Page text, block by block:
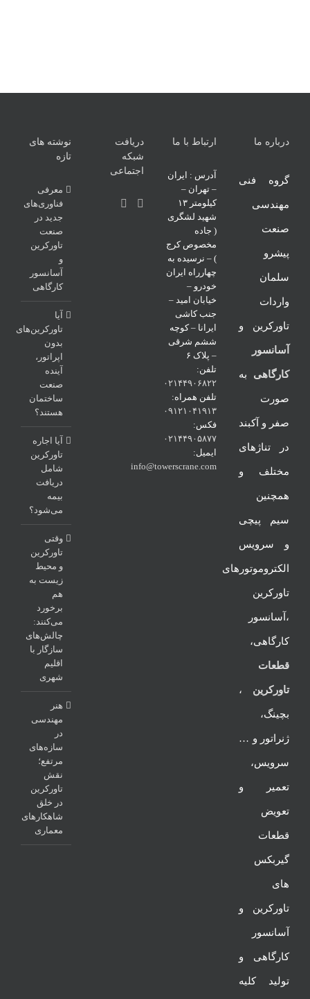
درباره ما
گروه فنی
مهندسی
صنعت
پیشرو
سلمان
واردات
تاورکرین و
آسانسور
کارگاهی به
صورت
صفر و آکبند
در تناژهای
مختلف و
همچنین
سیم پیچی
و سرویس
الکتروموتورهای
تاورکرین
،آسانسور
کارگاهی،
قطعات
تاورکرین ،
بچینگ،
ژنراتور و …
سرویس،
تعمیر و
تعویض
قطعات
گیربکس
های
تاورکرین و
آسانسور
کارگاهی و
تولید کلیه
ارتباط با ما
آدرس : ایران
– تهران –
کیلومتر ۱۳
شهید لشگری
( جاده
مخصوص کرج
) – نرسیده به
چهارراه ایران
خودرو –
خیابان امید –
جنب کاشی
ایرانا – کوچه
ششم شرقی
– پلاک ۶
تلفن:
۰۲۱۴۴۹۰۶۸۲۲
تلفن همراه:
۰۹۱۲۱۰۴۱۹۱۳
فکس:
۰۲۱۴۴۹۰۵۸۷۷
ایمیل:
info@towerscrane.com
دریافت
شبکه
اجتماعی
نوشته های
تازه
معرفی
فناوری‌های
جدید در
صنعت
تاورکرین
و
آسانسور
کارگاهی
آیا
تاورکرین‌های
بدون
اپراتور،
آینده
صنعت
ساختمان
هستند؟
آیا اجاره
تاورکرین
شامل
دریافت
بیمه
می‌شود؟
وقتی
تاورکرین
و محیط
زیست به
هم
برخورد
می‌کنند:
چالش‌های
سازگار با
اقلیم
شهری
هنر
مهندسی
در
سازه‌های
مرتفع؛
نقش
تاورکرین
در خلق
شاهکارهای
معماری